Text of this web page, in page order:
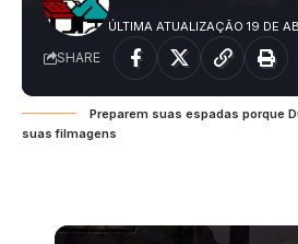
ÚLTIMA ATUALIZAÇÃO 19 DE
SHARE
Preparem suas espadas porque
suas filmagens